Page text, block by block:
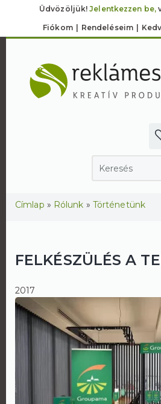
Üdvözöljük!Jelentkezzen be,
Fiókom Rendeléseim
Jelenlegi hely
Címlap » Rólunk » Történetünk
FELKÉSZÜLÉS A
2017